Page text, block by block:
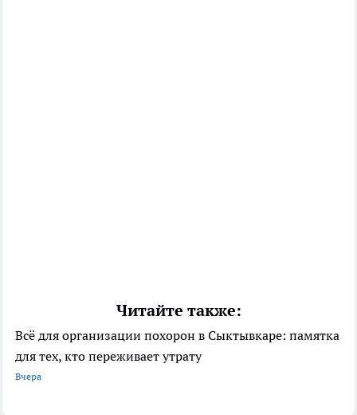
Читайте также:
Всё для организации похорон в Сыктывкаре: памятка
для тех, кто переживает утрату
Вчера